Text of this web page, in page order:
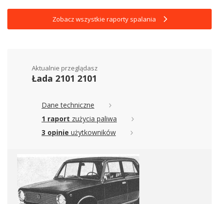
Zobacz wszystkie raporty spalania
Aktualnie przeglądasz
Łada 2101 2101
Dane techniczne
1 raport zużycia paliwa
3 opinie użytkowników